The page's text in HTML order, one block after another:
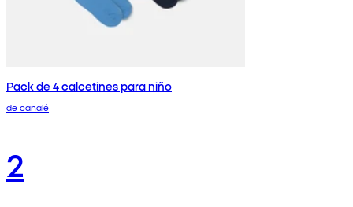
Pack de 4 calcetines para niño
de canalé
2